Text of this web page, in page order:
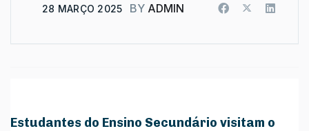
BY ADMIN
28 MARÇO 2025
Estudantes do Ensino Secundário visitam o